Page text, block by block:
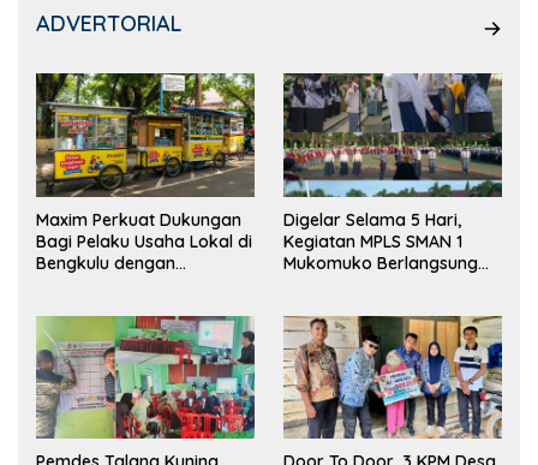
ADVERTORIAL
Maxim Perkuat Dukungan
Bagi Pelaku Usaha Lokal di
Bengkulu dengan
Pasar
Digelar Selama 5 Hari,
Kegiatan MPLS SMAN 1
Mukomuko Berlangsung